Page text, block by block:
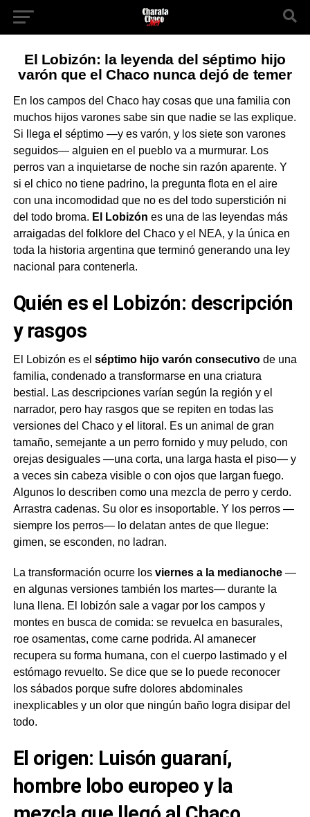
El Lobizón: la leyenda del séptimo hijo
varón que el Chaco nunca dejó de temer
En los campos del Chaco hay cosas que una familia con
muchos hijos varones sabe sin que nadie se las explique.
Si llega el séptimo —y es varón, y los siete son varones
seguidos— alguien en el pueblo va a murmurar. Los
perros van a inquietarse de noche sin razón aparente. Y
si el chico no tiene padrino, la pregunta flota en el aire
con una incomodidad que no es del todo superstición ni
del todo broma. El Lobizón es una de las leyendas más
arraigadas del folklore del Chaco y el NEA, y la única en
toda la historia argentina que terminó generando una ley
nacional para contenerla.
Quién es el Lobizón: descripción
y rasgos
El Lobizón es el séptimo hijo varón consecutivode una
familia, condenado a transformarse en una criatura
bestial. Las descripciones varían según la región y el
narrador, pero hay rasgos que se repiten en todas las
versiones del Chaco y el litoral. Es un animal de gran
tamaño, semejante a un perro fornido y muy peludo, con
orejas desiguales —una corta, una larga hasta el piso— y
a veces sin cabeza visible o con ojos que largan fuego.
Algunos lo describen como una mezcla de perro y cerdo.
Arrastra cadenas. Su olor es insoportable. Y los perros —
siempre los perros— lo delatan antes de que llegue:
gimen, se esconden, no ladran.
La transformación ocurre los viernes a la medianoche—
en algunas versiones también los martes— durante la
luna llena. El lobizón sale a vagar por los campos y
montes en busca de comida: se revuelca en basurales,
roe osamentas, come carne podrida. Al amanecer
recupera su forma humana, con el cuerpo lastimado y el
estómago revuelto. Se dice que se lo puede reconocer
los sábados porque sufre dolores abdominales
inexplicables y un olor que ningún baño logra disipar del
todo.
El origen: Luisón guaraní,
hombre lobo europeo y la